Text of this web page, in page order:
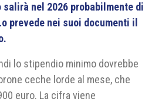
nel 2026 probabilmente di
prevede nei suoi documenti il
lo stipendio minimo dovrebbe
ceche lorde al mese, che
euro. La cifra viene